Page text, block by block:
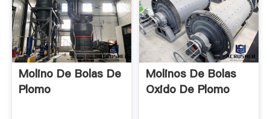
Molino De Bolas De
Plomo
Molinos De Bolas
Oxido De Plomo